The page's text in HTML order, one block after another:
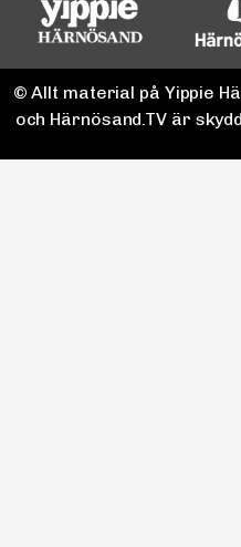
© Allt material på Yippie
och Härnösand.TV är